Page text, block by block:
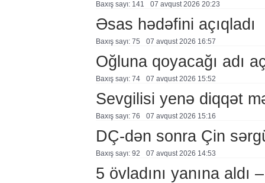
Baxış sayı: 141 07 avqust 2026 20:23
Əsas hədəfini açıqladı
Baxış sayı: 75 07 avqust 2026 16:57
Oğluna qoyacağı adı
Baxış sayı: 74 07 avqust 2026 15:52
Sevgilisi yenə diqqət
Baxış sayı: 76 07 avqust 2026 15:16
DÇ-dən sonra Çin
Baxış sayı: 92 07 avqust 2026 14:53
5 övladını yanına aldı